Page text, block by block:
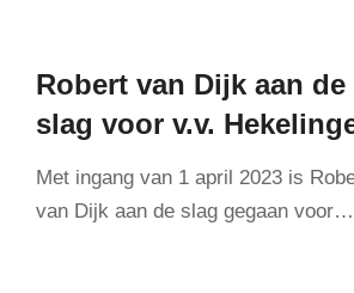
Robert van Dijk aan de
slag voor v.v.
Met ingang van 1 april 2023 is
van Dijk aan de slag gegaan voor…